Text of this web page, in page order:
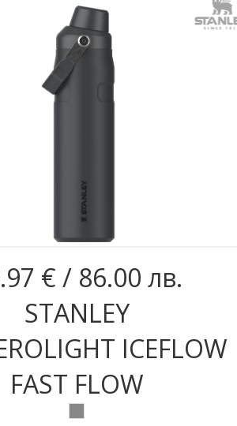
€ / 86.00 лв.
STANLEY
ICEFLOW
FAST FLOW